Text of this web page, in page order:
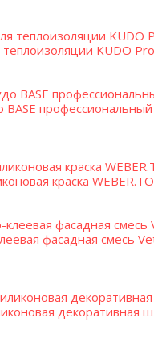
KUDO
BASE
краска
фасадная смесь
декоративная